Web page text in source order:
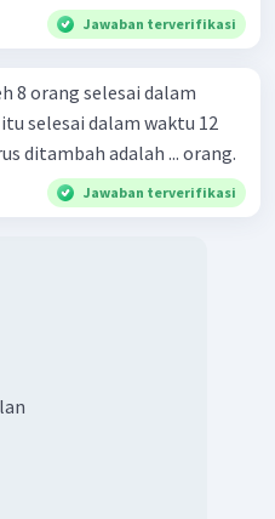
Jawaban terverifikasi
8 orang selesai dalam
selesai dalam waktu 12
ditambah adalah ... orang.
Jawaban terverifikasi